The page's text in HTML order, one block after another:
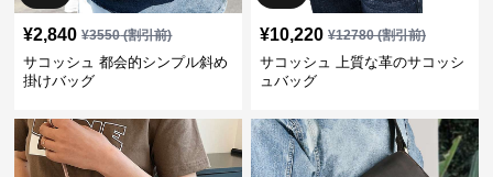
¥2,840 ¥3550(割引前)
サコッシュ 都会的シンプル斜め
掛けバッグ
¥10,220 ¥12780(割引前)
サコッシュ 上質な革のサコッシ
ュバッグ